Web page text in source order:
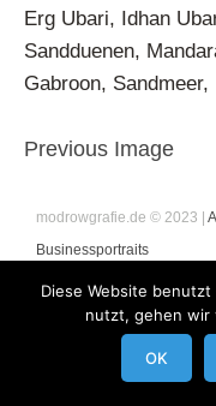
Erg Ubari, Idhan
Sandduenen,
Gabroon, Sandmeer,
Previous Image
modrowgrafie.de © 2023 |
Businessportraits
Diese Website
nutzt, gehen wir
OK